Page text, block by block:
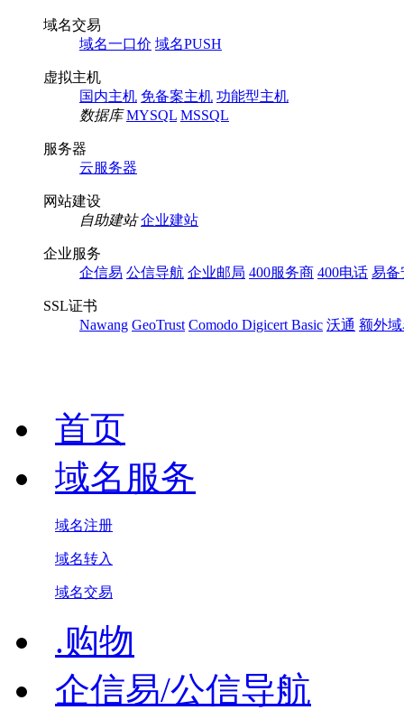
域名交易
域名一口价 域名PUSH
虚拟主机
国内主机 免备案主机 功能型主机
数据库 MYSQL MSSQL
服务器
云服务器
网站建设
自助建站 企业建站
企业服务
企信易 公信导航 企业邮局 400服务商 400电话 易备
SSL证书
Nawang GeoTrust Comodo Digicert Basic 沃通 额外
首页
域名服务
域名注册
域名转入
域名交易
.购物
企信易/公信导航